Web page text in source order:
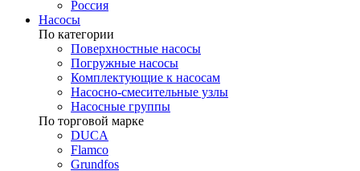
Россия
Насосы
По категории
Поверхностные насосы
Погружные насосы
Комплектующие к насосам
Насосно-смесительные узлы
Насосные группы
По торговой марке
DUCA
Flamco
Grundfos